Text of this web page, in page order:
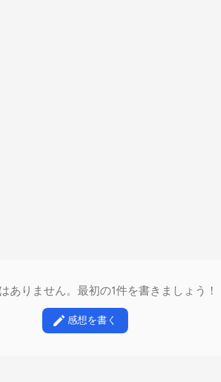
ありません。最初の1件を書きましょう！
感想を書く